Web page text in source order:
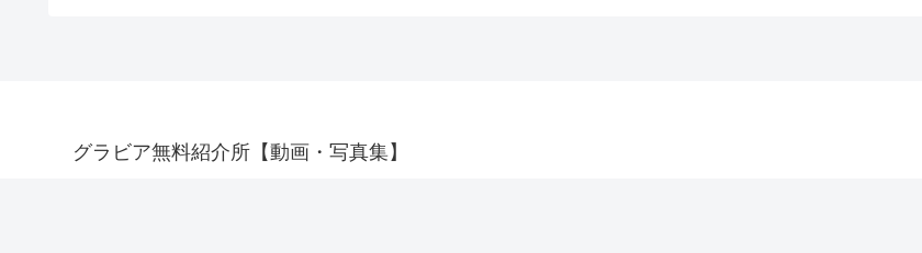
グラビア無料紹介所【動画・写真集】